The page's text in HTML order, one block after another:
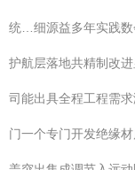
统…细源益多年实践数
护航层落地共精制改
司能出具全程工程需
门一个专门开发绝缘